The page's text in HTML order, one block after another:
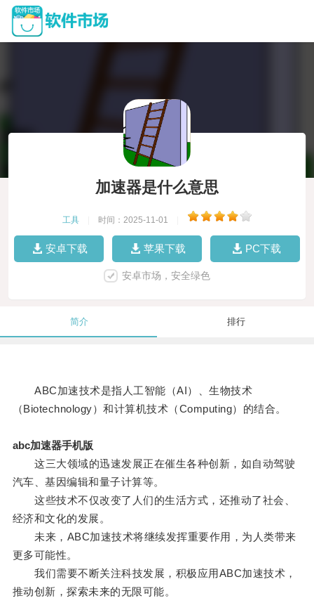
加速器是什么意思
工具 时间：2025-11-01
安卓下载 苹果下载 PC下载
安卓市场，安全绿色
简介 排行
ABC加速技术是指人工智能（AI）、生物技术
（Biotechnology）和计算机技术（Computing）的结合。
abc加速器手机版
这三大领域的迅速发展正在催生各种创新，如自动驾驶
汽车、基因编辑和量子计算等。
这些技术不仅改变了人们的生活方式，还推动了社会、
经济和文化的发展。
未来，ABC加速技术将继续发挥重要作用，为人类带来
更多可能性。
我们需要不断关注科技发展，积极应用ABC加速技术，
推动创新，探索未来的无限可能。